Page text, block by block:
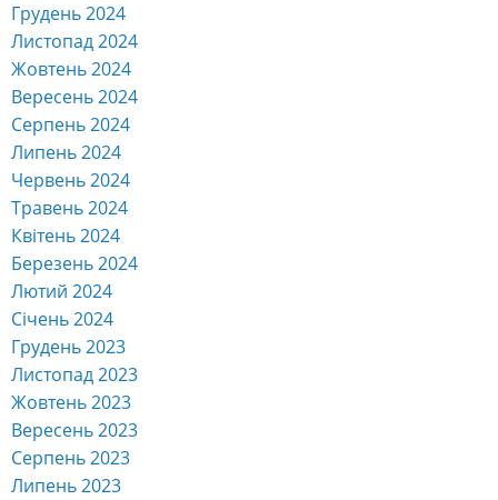
Грудень 2024
Листопад 2024
Жовтень 2024
Вересень 2024
Серпень 2024
Липень 2024
Червень 2024
Травень 2024
Квітень 2024
Березень 2024
Лютий 2024
Січень 2024
Грудень 2023
Листопад 2023
Жовтень 2023
Вересень 2023
Серпень 2023
Липень 2023